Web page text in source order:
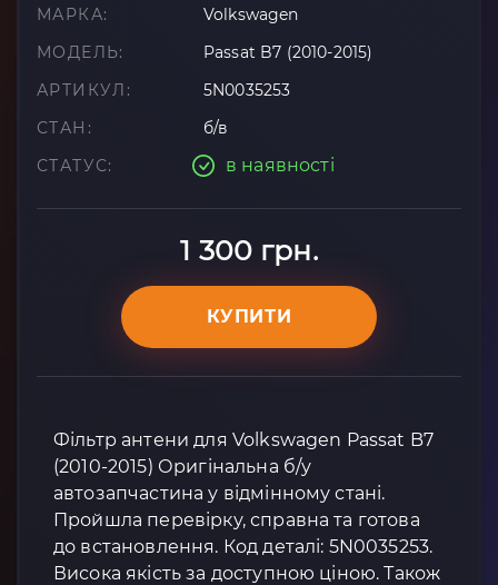
МАРКА:
Volkswagen
МОДЕЛЬ:
Passat B7 (2010-2015)
АРТИКУЛ:
5N0035253
СТАН:
б/в
СТАТУС:
в наявності
1 300 грн.
КУПИТИ
Фільтр антени для Volkswagen Passat B7
(2010-2015) Оригінальна б/у
автозапчастина у відмінному стані.
Пройшла перевірку, справна та готова
до встановлення. Код деталі: 5N0035253.
Висока якість за доступною ціною. Також